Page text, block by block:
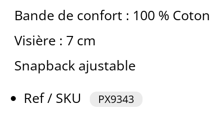
Bande de confort : 100 % Coton
Visière : 7 cm
Snapback ajustable
Ref / SKU
PX9343